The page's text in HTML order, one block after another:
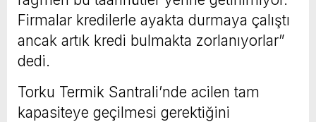
Firmalar kredilerle ayakta durmaya çalıştı
ancak artık kredi bulmakta zorlanıyorlar”
dedi.
Torku Termik Santrali’nde acilen tam
kapasiteye geçilmesi gerektiğini